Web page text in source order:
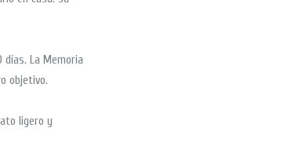
La Memoria
objetivo.
ligero y